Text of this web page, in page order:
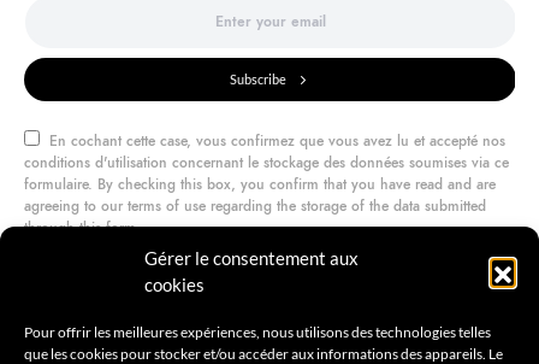
Gérer le consentement aux
cookies
Pour offrir les meilleures expériences, nous utilisons des technologies telles
que les cookies pour stocker et/ou accéder aux informations des appareils. Le
Subscribe
En cochant cette case, vous confirmez que vous avez lu et accepté nos
conditions d'utilisation concernant le stockage des données soumises via ce
formulaire. By checking this box, you confirm that you have read and are
agreeing to our terms of use regarding the storage of the data submitted
through this form.